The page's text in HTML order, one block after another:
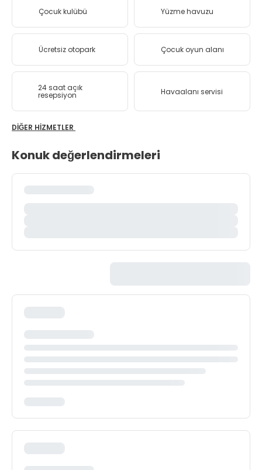
Çocuk kulübü Yüzme havuzu
Ücretsiz otopark Çocuk oyun alanı
24 saat açık
resepsiyon Havaalanı servisi
DIĞER HIZMETLER
Konuk değerlendirmeleri